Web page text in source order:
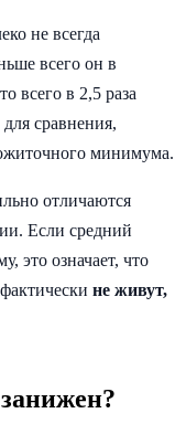
не всегда
всего он в
всего в 2,5 раза
сравнения,
минимума.
отличаются
Если средний
это означает, что
не живут,